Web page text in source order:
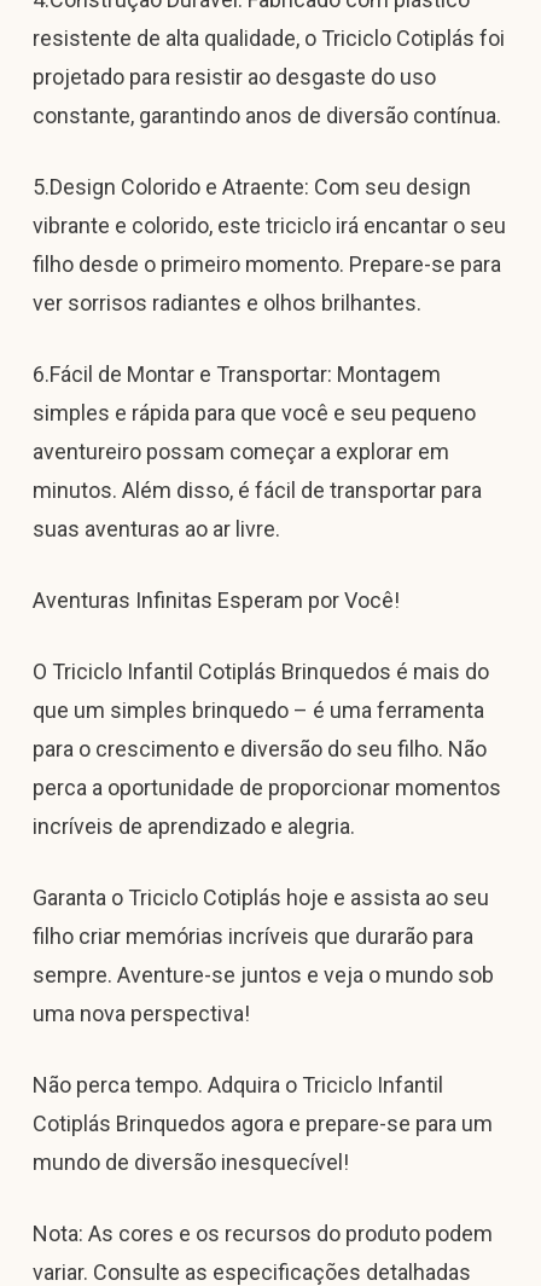
resistente de alta qualidade, o Triciclo Cotiplás foi
projetado para resistir ao desgaste do uso
constante, garantindo anos de diversão contínua.
5.Design Colorido e Atraente: Com seu design
vibrante e colorido, este triciclo irá encantar o seu
filho desde o primeiro momento. Prepare-se para
ver sorrisos radiantes e olhos brilhantes.
6.Fácil de Montar e Transportar: Montagem
simples e rápida para que você e seu pequeno
aventureiro possam começar a explorar em
minutos. Além disso, é fácil de transportar para
suas aventuras ao ar livre.
Aventuras Infinitas Esperam por Você!
O Triciclo Infantil Cotiplás Brinquedos é mais do
que um simples brinquedo – é uma ferramenta
para o crescimento e diversão do seu filho. Não
perca a oportunidade de proporcionar momentos
incríveis de aprendizado e alegria.
Garanta o Triciclo Cotiplás hoje e assista ao seu
filho criar memórias incríveis que durarão para
sempre. Aventure-se juntos e veja o mundo sob
uma nova perspectiva!
Não perca tempo. Adquira o Triciclo Infantil
Cotiplás Brinquedos agora e prepare-se para um
mundo de diversão inesquecível!
Nota: As cores e os recursos do produto podem
variar. Consulte as especificações detalhadas